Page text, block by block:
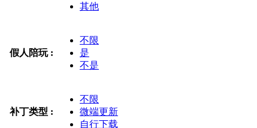
其他
假人陪玩 :
不限
是
不是
补丁类型 :
不限
微端更新
自行下载